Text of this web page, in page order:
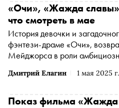
рассказывает об этом и
через волю к победе
истинное «я». Результат
Дмитрий Елагин 1 мая 2025 г.
«Очи», «Жажда
что смотреть в мае
История девочки и
фэнтези-драме «Очи»,
Мейджорса в роли
привет» о чувствах, которые
весны
Показ фильма «Жажда